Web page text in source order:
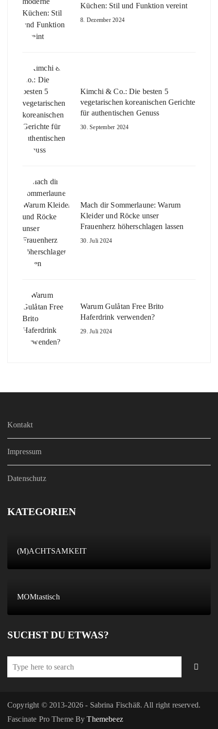
Küchen: Stil und Funktion vereint
8. Dezember 2024
Kimchi & Co.: Die besten 5
vegetarischen koreanischen Gerichte
für authentischen Genuss
30. September 2024
Mach dir Sommerlaune: Warum
Kleider und Röcke unser
Frauenherz höherschlagen lassen
30. Juli 2024
Warum Gulåtan Free Brito
Haferdrink verwenden?
29. Juli 2024
Kontakt
Impressum
Datenschutz
KATEGORIEN
(M)ACHTSAMKEIT
MOMtastisch
SUCHST DU ETWAS?
Copyright © 2013-2026 - Sabrina Fischäß. All right reserved.
Fascinate Pro Theme ByThemebeez